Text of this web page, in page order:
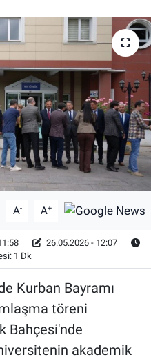
A- A+
26.05.2026 - 12:07
1 Dk
Kurban Bayramı
töreni
Bahçesi'nde
akademik